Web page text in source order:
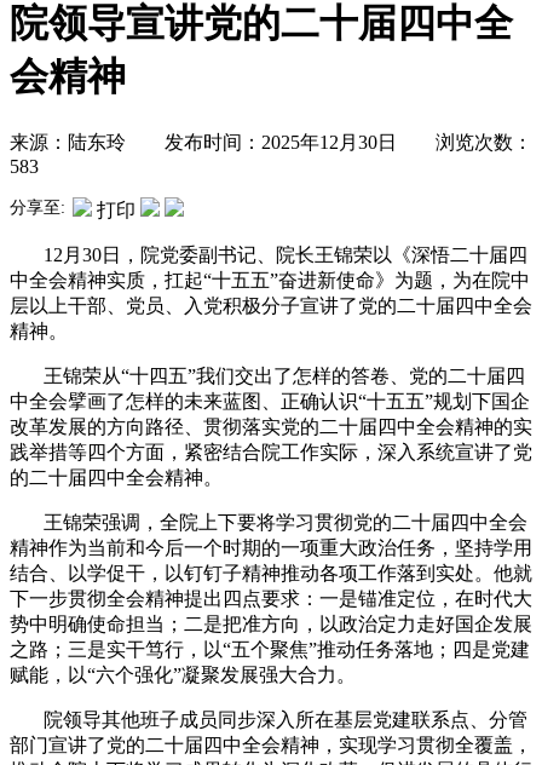
院领导宣讲党的二十届四中全
会精神
来源：陆东玲 发布时间：2025年12月30日 浏览次数：
583
分享至: 打印
12月30日，院党委副书记、院长王锦荣以《深悟二十届四
中全会精神实质，扛起“十五五”奋进新使命》为题，为在院中
层以上干部、党员、入党积极分子宣讲了党的二十届四中全会
精神。
王锦荣从“十四五”我们交出了怎样的答卷、党的二十届四
中全会擘画了怎样的未来蓝图、正确认识“十五五”规划下国企
改革发展的方向路径、贯彻落实党的二十届四中全会精神的实
践举措等四个方面，紧密结合院工作实际，深入系统宣讲了党
的二十届四中全会精神。
王锦荣强调，全院上下要将学习贯彻党的二十届四中全会
精神作为当前和今后一个时期的一项重大政治任务，坚持学用
结合、以学促干，以钉钉子精神推动各项工作落到实处。他就
下一步贯彻全会精神提出四点要求：一是锚准定位，在时代大
势中明确使命担当；二是把准方向，以政治定力走好国企发展
之路；三是实干笃行，以“五个聚焦”推动任务落地；四是党建
赋能，以“六个强化”凝聚发展强大合力。
院领导其他班子成员同步深入所在基层党建联系点、分管
部门宣讲了党的二十届四中全会精神，实现学习贯彻全覆盖，